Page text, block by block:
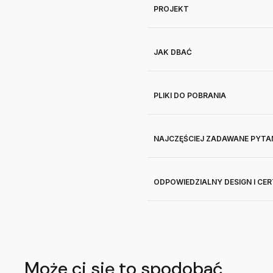
PROJEKT
JAK DBAĆ
PLIKI DO POBRANIA
NAJCZĘŚCIEJ ZADAWANE
ODPOWIEDZIALNY DESIGN I